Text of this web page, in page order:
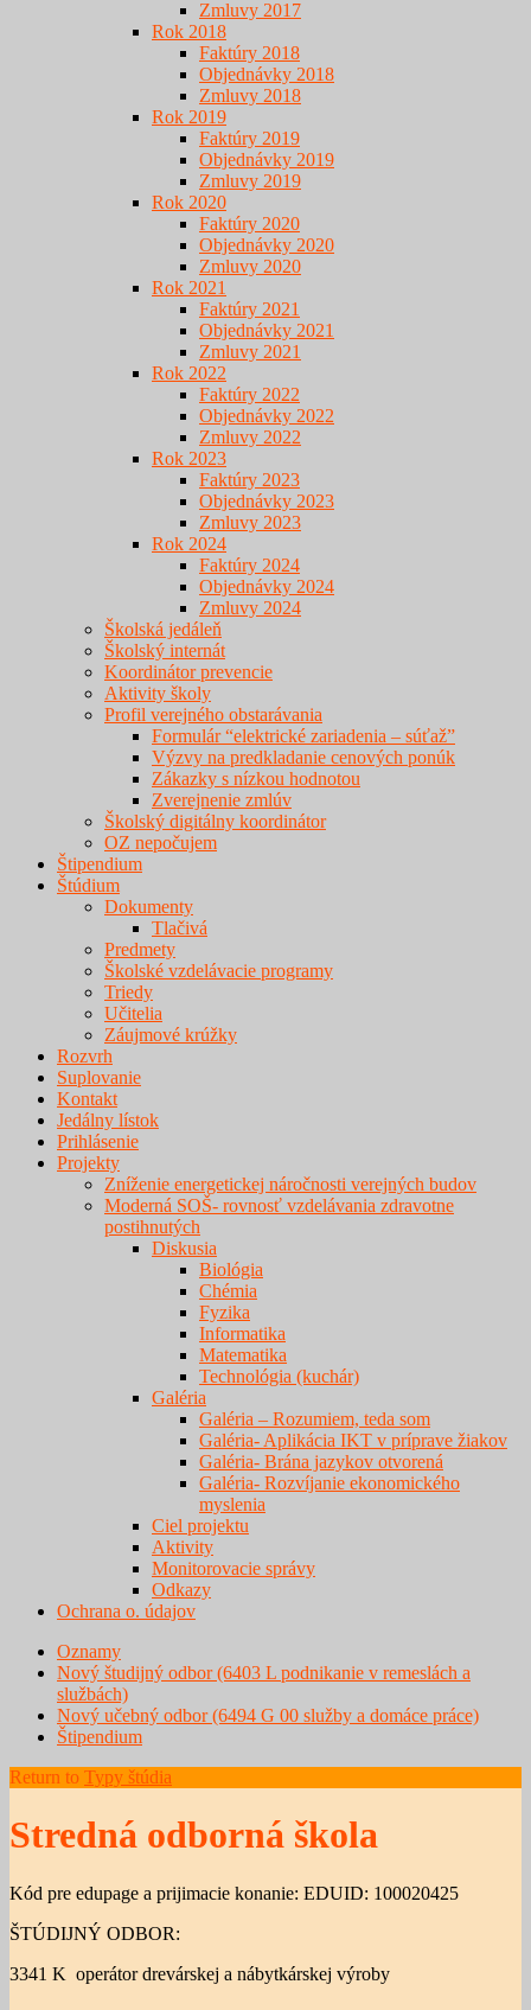
Zmluvy 2017
Rok 2018
Faktúry 2018
Objednávky 2018
Zmluvy 2018
Rok 2019
Faktúry 2019
Objednávky 2019
Zmluvy 2019
Rok 2020
Faktúry 2020
Objednávky 2020
Zmluvy 2020
Rok 2021
Faktúry 2021
Objednávky 2021
Zmluvy 2021
Rok 2022
Faktúry 2022
Objednávky 2022
Zmluvy 2022
Rok 2023
Faktúry 2023
Objednávky 2023
Zmluvy 2023
Rok 2024
Faktúry 2024
Objednávky 2024
Zmluvy 2024
Školská jedáleň
Školský internát
Koordinátor prevencie
Aktivity školy
Profil verejného obstarávania
Formulár “elektrické zariadenia – súťaž”
Výzvy na predkladanie cenových ponúk
Zákazky s nízkou hodnotou
Zverejnenie zmlúv
Školský digitálny koordinátor
OZ nepočujem
Štipendium
Štúdium
Dokumenty
Tlačivá
Predmety
Školské vzdelávacie programy
Triedy
Učitelia
Záujmové krúžky
Rozvrh
Suplovanie
Kontakt
Jedálny lístok
Prihlásenie
Projekty
Zníženie energetickej náročnosti verejných budov
Moderná SOŠ- rovnosť vzdelávania zdravotne
postihnutých
Diskusia
Biológia
Chémia
Fyzika
Informatika
Matematika
Technológia (kuchár)
Galéria
Galéria – Rozumiem, teda som
Galéria- Aplikácia IKT v príprave žiakov
Galéria- Brána jazykov otvorená
Galéria- Rozvíjanie ekonomického
myslenia
Ciel projektu
Aktivity
Monitorovacie správy
Odkazy
Ochrana o. údajov
Oznamy
Nový študijný odbor (6403 L podnikanie v remeslách a
službách)
Nový učebný odbor (6494 G 00 služby a domáce práce)
Štipendium
Return to Typy štúdia
Stredná odborná škola
Kód pre edupage a prijimacie konanie: EDUID: 100020425
ŠTÚDIJNÝ ODBOR:
3341 K operátor drevárskej a nábytkárskej výroby